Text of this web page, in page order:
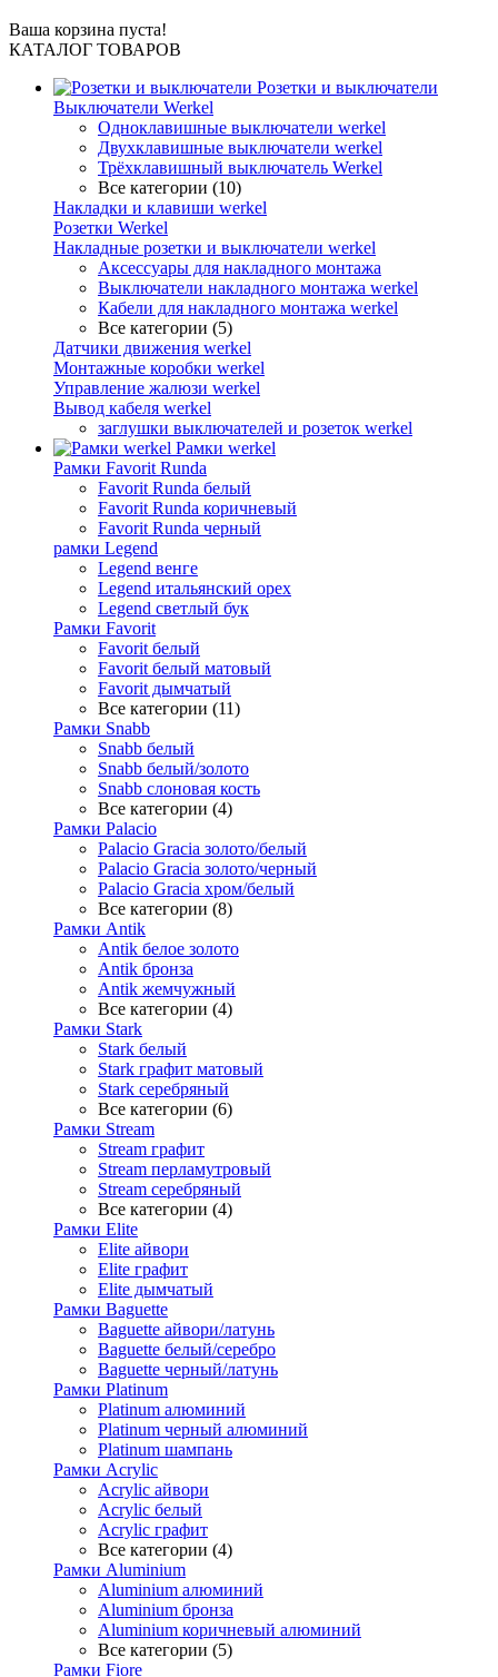
Ваша корзина пуста!
КАТАЛОГ ТОВАРОВ
Розетки и выключатели
Выключатели Werkel
Одноклавишные выключатели werkel
Двухклавишные выключатели werkel
Трёхклавишный выключатель Werkel
Все категории (10)
Накладки и клавиши werkel
Розетки Werkel
Накладные розетки и выключатели werkel
Аксессуары для накладного монтажа
Выключатели накладного монтажа werkel
Кабели для накладного монтажа werkel
Все категории (5)
Датчики движения werkel
Монтажные коробки werkel
Управление жалюзи werkel
Вывод кабеля werkel
заглушки выключателей и розеток werkel
Рамки werkel
Рамки Favorit Runda
Favorit Runda белый
Favorit Runda коричневый
Favorit Runda черный
рамки Legend
Legend венге
Legend итальянский орех
Legend светлый бук
Рамки Favorit
Favorit белый
Favorit белый матовый
Favorit дымчатый
Все категории (11)
Рамки Snabb
Snabb белый
Snabb белый/золото
Snabb слоновая кость
Все категории (4)
Рамки Palacio
Palacio Gracia золото/белый
Palacio Gracia золото/черный
Palacio Gracia хром/белый
Все категории (8)
Рамки Antik
Antik белое золото
Antik бронза
Antik жемчужный
Все категории (4)
Рамки Stark
Stark белый
Stark графит матовый
Stark серебряный
Все категории (6)
Рамки Stream
Stream графит
Stream перламутровый
Stream серебряный
Все категории (4)
Рамки Elite
Elite айвори
Elite графит
Elite дымчатый
Рамки Baguette
Baguette айвори/латунь
Baguette белый/серебро
Baguette черный/латунь
Рамки Platinum
Platinum алюминий
Platinum черный алюминий
Platinum шампань
Рамки Acrylic
Acrylic айвори
Acrylic белый
Acrylic графит
Все категории (4)
Рамки Aluminium
Aluminium алюминий
Aluminium бронза
Aluminium коричневый алюминий
Все категории (5)
Рамки Fiore